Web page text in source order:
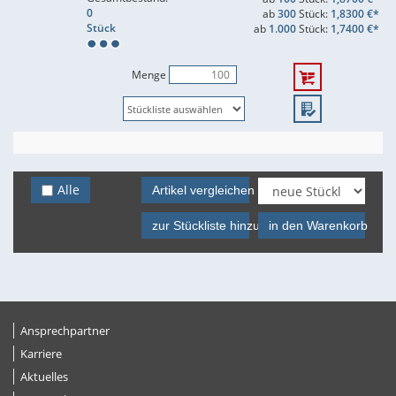
0
Stück
ab300Stück: 1,8300 €*
ab 1.000Stück: 1,7400 €*
Menge
Alle Artikel vergleichen
zur Stückliste hinzufügenin den Warenkorb
Ansprechpartner
Karriere
Aktuelles